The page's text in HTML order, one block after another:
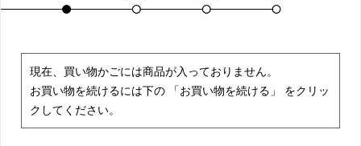
現在、買い物かごには商品が入っておりません。
お買い物を続けるには下の 「お買い物を続ける」 をクリッ
クしてください。